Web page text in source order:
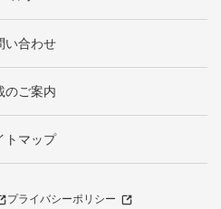
い合わせ
のご案内
トマップ
プライバシーポリシー